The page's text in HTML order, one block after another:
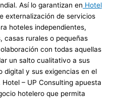
Así lo garantizan en Hotel
externalización de servicios
hoteles independientes,
casas rurales o pequeñas
con todas aquellas
un salto cualitativo a sus
digital y sus exigencias en el
– UP Consulting apuesta
hotelero que permita